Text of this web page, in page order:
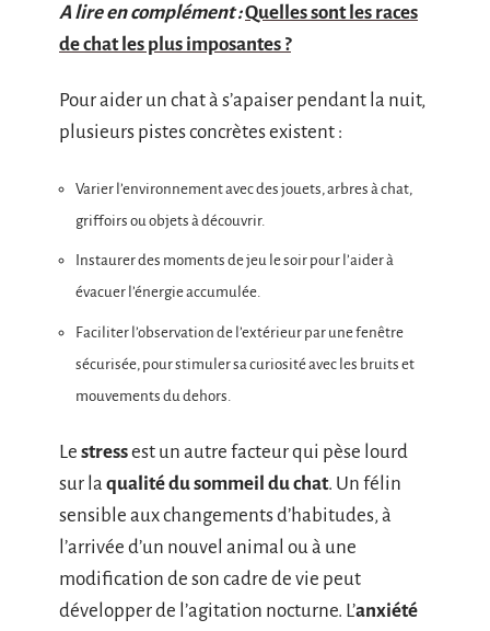
A lire en complément :Quelles sont les races
de chat les plus imposantes ?
Pour aider un chat à s’apaiser pendant la nuit,
plusieurs pistes concrètes existent :
Varier l’environnement avec des jouets, arbres à chat,
griffoirs ou objets à découvrir.
Instaurer des moments de jeu le soir pour l’aider à
évacuer l’énergie accumulée.
Faciliter l’observation de l’extérieur par une fenêtre
sécurisée, pour stimuler sa curiosité avec les bruits et
mouvements du dehors.
Le stressest un autre facteur qui pèse lourd
sur la qualité du sommeil du chat. Un félin
sensible aux changements d’habitudes, à
l’arrivée d’un nouvel animal ou à une
modification de son cadre de vie peut
développer de l’agitation nocturne. L’anxiété